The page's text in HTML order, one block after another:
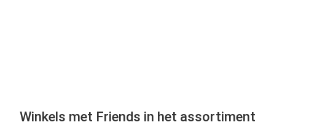
Winkels met Friends in het assortiment